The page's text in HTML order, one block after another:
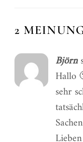
2
Björn
Hallo
sehr